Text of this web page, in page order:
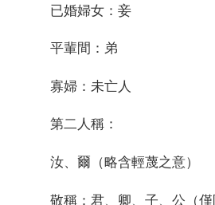
已婚婦女：妾
平輩間：弟
寡婦：未亡人
第二人稱：
汝、爾（略含輕蔑之意）
敬稱：君、卿、子、公（僅